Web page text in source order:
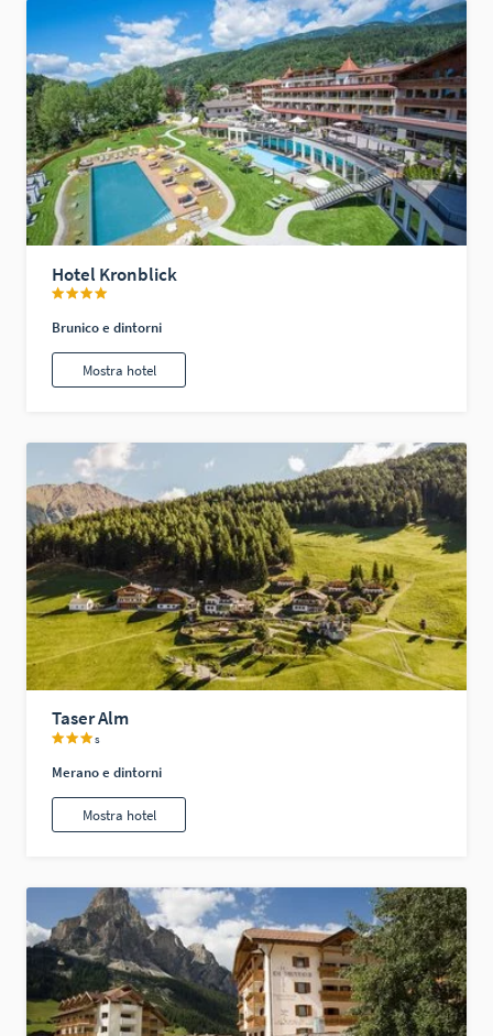
Hotel Kronblick
Brunico e dintorni
Mostra hotel
Taser Alm
s
Merano e dintorni
Mostra hotel